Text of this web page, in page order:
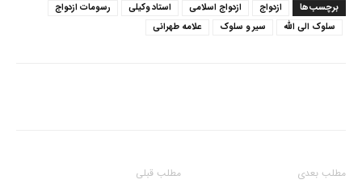
برچسب‌ها ازدواج ازدواج اسلامی استاد وکیلی
رسومات ازدواج
سلوک الی الله
سیر و سلوک علامه طهرانی
مطلب قبلی مطلب بعدی